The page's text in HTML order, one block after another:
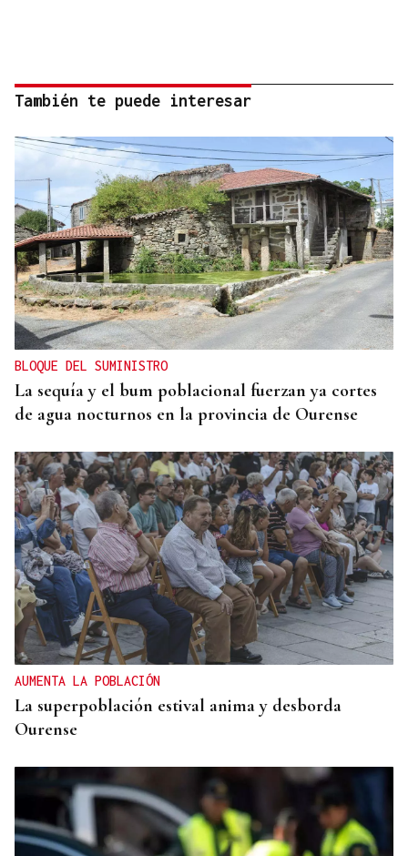
También te puede interesar
BLOQUE DEL SUMINISTRO
La sequía y el bum poblacional fuerzan ya cortes
de agua nocturnos en la provincia de Ourense
AUMENTA LA POBLACIÓN
La superpoblación estival anima y desborda
Ourense